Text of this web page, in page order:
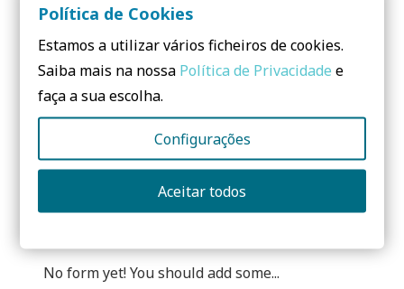
calefacción y fontanería, para evitar pérdidas de
temperatura y ahorrar energía.
No form yet! You should add some...
Política de Cookies
Estamos a utilizar vários ficheiros de cookies.
Saiba mais na nossa Política de Privacidade e
faça a sua escolha.
Configurações
Aceitar todos